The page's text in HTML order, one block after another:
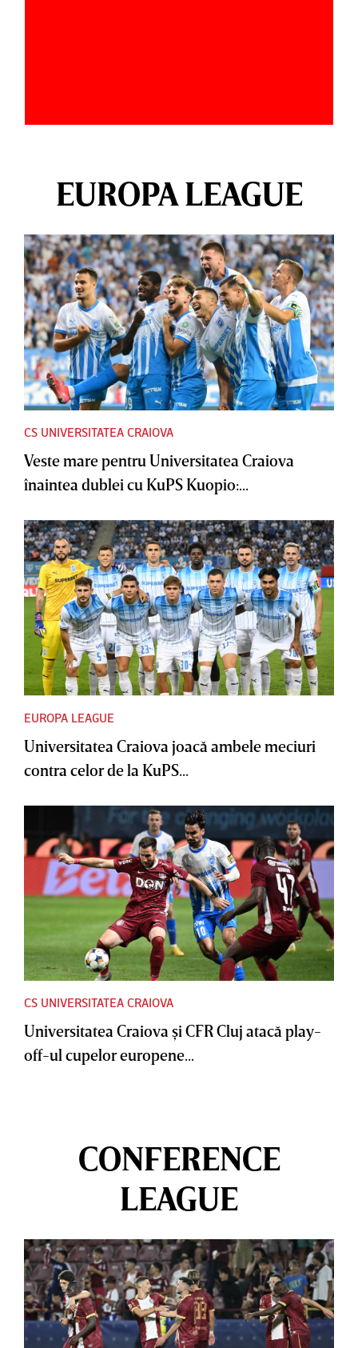
EUROPA LEAGUE
CS UNIVERSITATEA CRAIOVA
Veste mare pentru Universitatea Craiova
înaintea dublei cu KuPS Kuopio:...
EUROPA LEAGUE
Universitatea Craiova joacă ambele meciuri
contra celor de la KuPS...
CS UNIVERSITATEA CRAIOVA
Universitatea Craiova şi CFR Cluj atacă play-
off-ul cupelor europene...
CONFERENCE
LEAGUE